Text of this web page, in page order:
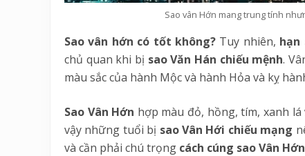
Sao vân Hớn mang trung tính
Sao vân hớn có tốt không?Tuy nhiên, hạn
chủ quan khi bị sao Văn Hán chiếu mệnh.
màu sắc của hành Mộc và hành Hỏa và kỵ
Sao Vân Hớn hợp màu đỏ, hồng, tím, xanh
vậy những tuổi bị sao Vân Hới chiếu mạng
và cần phải chú trọng cách cúng sao Vân Hớn